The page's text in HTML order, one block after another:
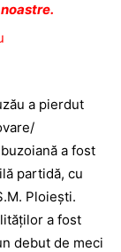
a pierdut
a fost
partidă, cu
Ploieşti.
a fost
debut de meci